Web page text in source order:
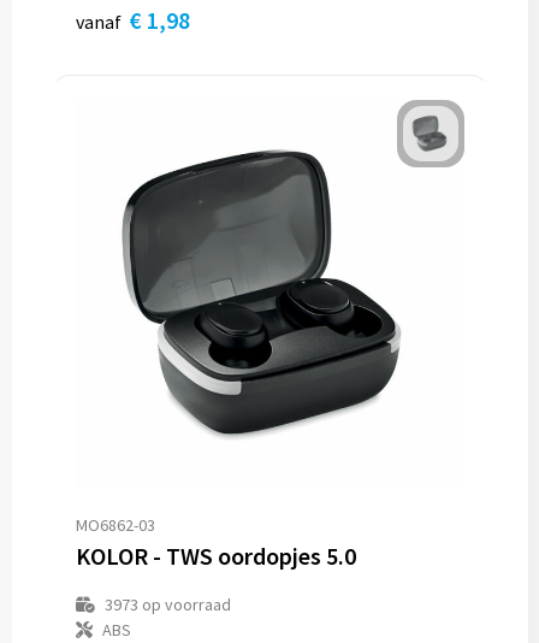
vanaf € 1,98
MO6862-03
KOLOR - TWS oordopjes 5.0
3973 op voorraad
ABS